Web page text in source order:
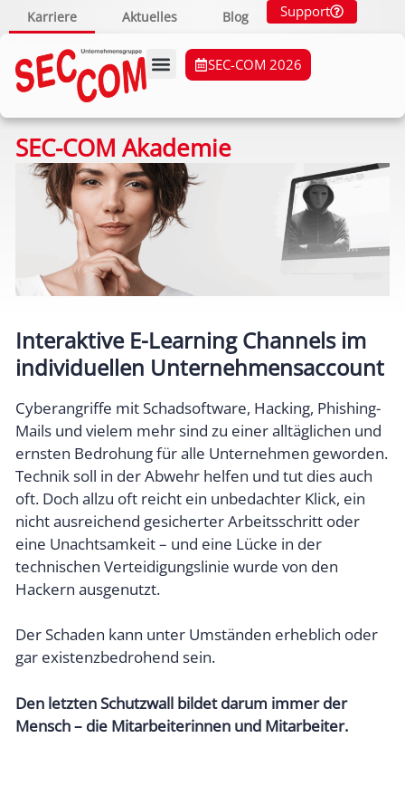
Karriere Aktuelles Blog Support
SEC-COM 2026
SEC-COM Akademie
Interaktive E-Learning Channels im
individuellen Unternehmensaccount
Cyberangriffe mit Schadsoftware, Hacking, Phishing-
Mails und vielem mehr sind zu einer alltäglichen und
ernsten Bedrohung für alle Unternehmen geworden.
Technik soll in der Abwehr helfen und tut dies auch
oft. Doch allzu oft reicht ein unbedachter Klick, ein
nicht ausreichend gesicherter Arbeitsschritt oder
eine Unachtsamkeit – und eine Lücke in der
technischen Verteidigungslinie wurde von den
Hackern ausgenutzt.
Der Schaden kann unter Umständen erheblich oder
gar existenzbedrohend sein.
Den letzten Schutzwall bildet darum immer der
Mensch – die Mitarbeiterinnen und Mitarbeiter.